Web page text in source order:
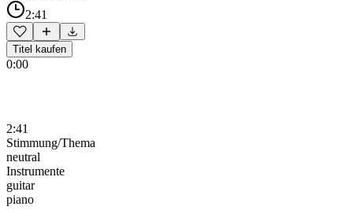
2:41
Titel kaufen
0:00
2:41
Stimmung/Thema
neutral
Instrumente
guitar
piano